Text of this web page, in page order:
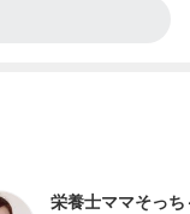
栄養士ママそっち